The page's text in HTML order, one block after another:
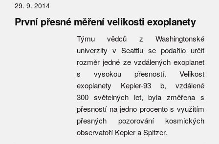
29. 9. 2014
První přesné měření velikosti exoplanety
Týmu vědců z Washingtonské
univerzity v Seattlu se podařilo určit
rozměr jedné ze vzdálených exoplanet
s vysokou přesností. Velikost
exoplanety Kepler-93 b, vzdálené
300 světelných let, byla změřena s
přesností na jedno procento s využitím
přesných pozorování kosmických
observatoří Kepler a Spitzer.